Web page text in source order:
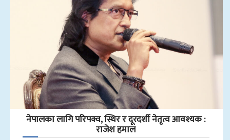
नेपालका लागि परिपक्व, स्थिर र दूरदर्शी नेतृत्व आवश्यक :
राजेश हमाल